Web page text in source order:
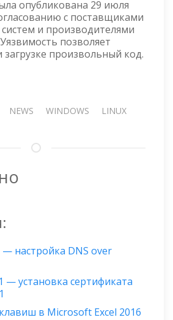
опубликована 29 июля
с поставщиками
и производителями
позволяет
произвольный код.
NEWS WINDOWS LINUX
— настройка DNS over
— установка сертификата
в Microsoft Excel 2016